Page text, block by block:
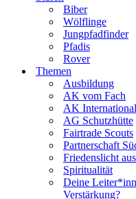
Biber
Wölflinge
Jungpfadfinder
Pfadis
Rover
Themen
Ausbildung
AK vom Fach
AK
AG Schutzhütte
Fairtrade Scouts
Partnerschaft
Friedenslicht
Spiritualität
Deine
Verstärkung?